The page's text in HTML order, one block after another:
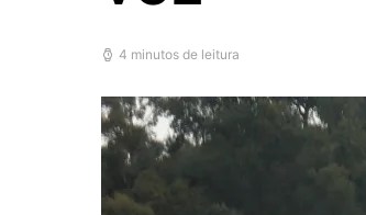
4 minutos de leitura